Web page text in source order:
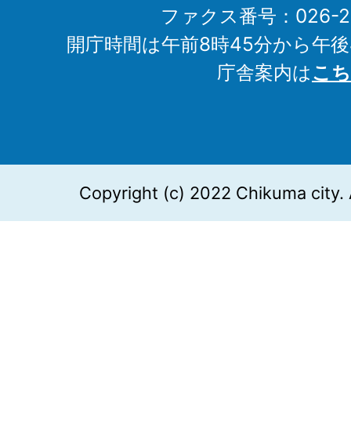
ファクス番号：026-
開庁時間は午前8時45分から午
庁舎案内はこ
Copyright (c) 2022 Chikuma city.